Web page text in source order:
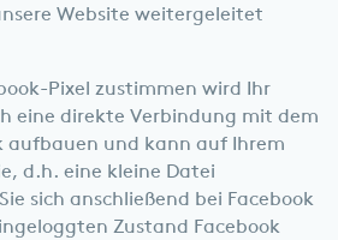
Website weitergeleitet
Pixel zustimmen wird Ihr
eine direkte Verbindung mit dem
aufbauen und kann auf Ihrem
d.h. eine kleine Datei
sich anschließend bei Facebook
Zustand Facebook